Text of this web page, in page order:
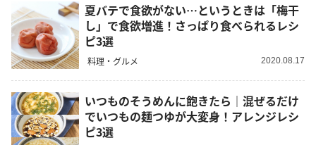
夏バテで食欲がない…というときは「梅干
し」で食欲増進！さっぱり食べられるレシ
ピ3選
料理・グルメ 2020.08.17
いつものそうめんに飽きたら｜混ぜるだけ
でいつもの麺つゆが大変身！アレンジレシ
ピ3選